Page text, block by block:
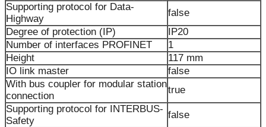
Supporting protocol for Data-
Highway
false
Degree of protection (IP)
IP20
Number of interfaces PROFINET
1
Height
117 mm
IO link master
false
With bus coupler for modular station
connection
true
Supporting protocol for INTERBUS-
Safety
false